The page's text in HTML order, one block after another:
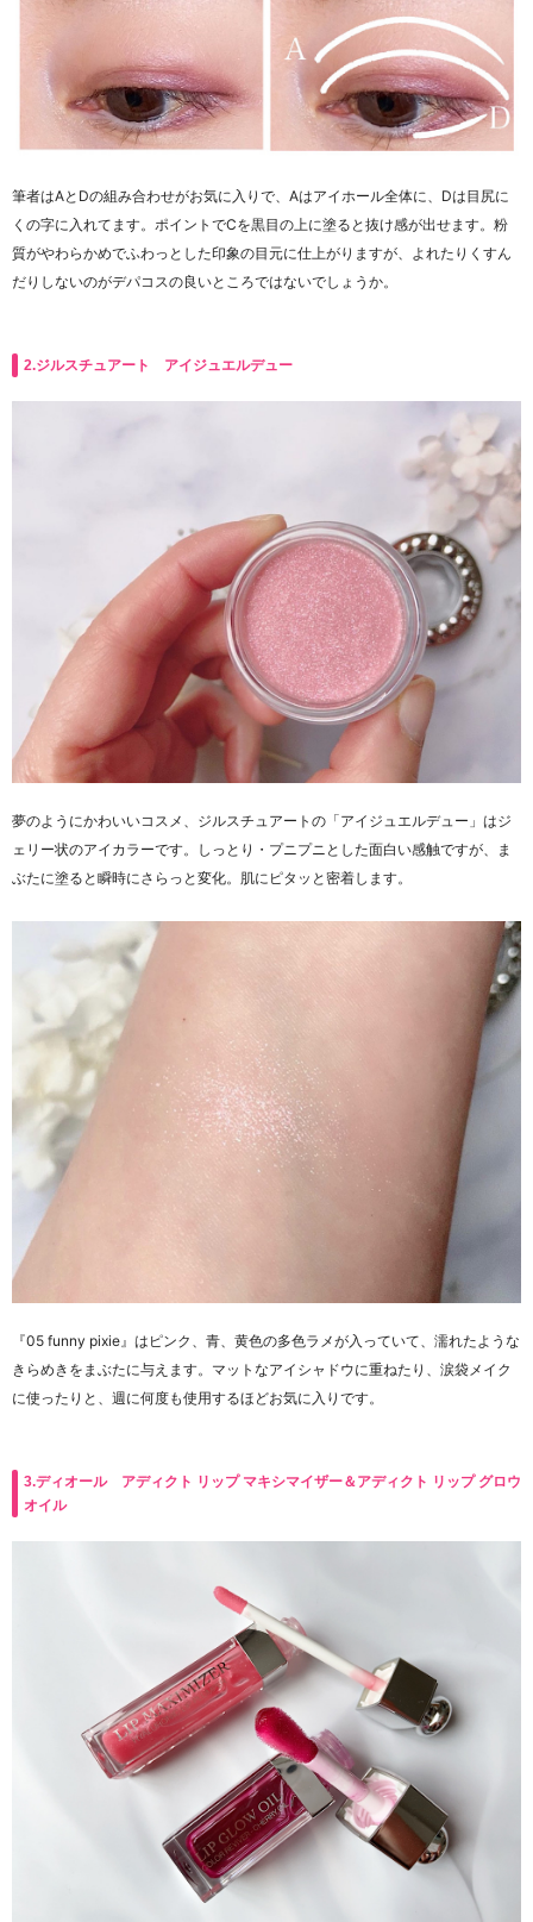
筆者はAとDの組み合わせがお気に入りで、Aはアイホール全体に、Dは目尻に
くの字に入れてます。ポイントでCを黒目の上に塗ると抜け感が出せます。粉
質がやわらかめでふわっとした印象の目元に仕上がりますが、よれたりくすん
だりしないのがデパコスの良いところではないでしょうか。
2.ジルスチュアート アイジュエルデュー
夢のようにかわいいコスメ、ジルスチュアートの「アイジュエルデュー」はジ
ェリー状のアイカラーです。しっとり・プニプニとした面白い感触ですが、ま
ぶたに塗ると瞬時にさらっと変化。肌にピタッと密着します。
『05 funny pixie』はピンク、青、黄色の多色ラメが入っていて、濡れたような
きらめきをまぶたに与えます。マットなアイシャドウに重ねたり、涙袋メイク
に使ったりと、週に何度も使用するほどお気に入りです。
3.ディオール アディクト リップ マキシマイザー＆アディクト リップ グロウ
オイル